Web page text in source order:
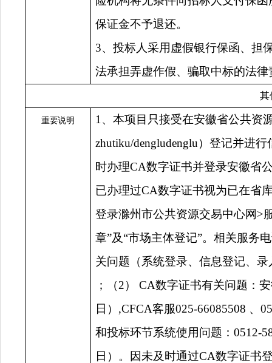
保证金不予退还。
3、投标人采用虚假银行保函、担
法承担弄虚作假、骗取中标的法律
其
重要说明
1、本项目只接受在安徽省公共资
zhutiku/dengludenglu ）登记并进
时办理CA数字证书并登录安徽省
已办理过CA数字证书视为已在省
登录滁州市公共资源交易中心网>
章”及“市场主体登记”。相关服务
关问题（系统登录、信息登记、
；（2） CA数字证书有关问题：
日）,CFCA客服025-66085508 、
和投标环节系统使用问题：0512-
日）。因未及时通过CA数字证书